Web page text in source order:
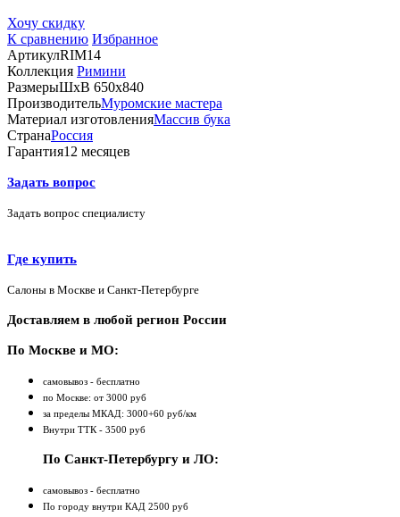
Хочу скидку
К сравнению Избранное
АртикулRIM14
Коллекция Римини
РазмерыШхВ 650х840
ПроизводительМуромские мастера
Материал изготовленияМассив бука
СтранаРоссия
Гарантия12 месяцев
Задать вопрос
Задать вопрос специалисту
Где купить
Салоны в Москве и Санкт-Петербурге
Доставляем в любой регион России
По Москве и МО:
самовывоз - бесплатно
по Москве: от 3000 руб
за пределы МКАД: 3000+60 руб/км
Внутри ТТК - 3500 руб
По Санкт-Петербургу и ЛО:
самовывоз - бесплатно
По городу внутри КАД 2500 руб